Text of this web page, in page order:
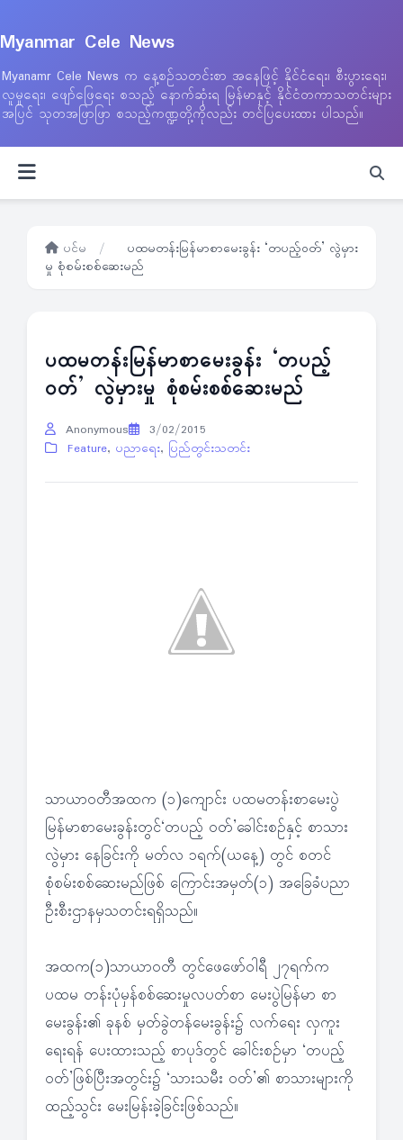
Myanmar Cele News
Myanamr Cele News က နေ့စဉ်သတင်းစာ အနေဖြင့် နိုင်ငံရေး၊ စီးပွားရေး၊
လူမှုရေး၊ ဖျော်ဖြေရေး စသည့် နောက်ဆုံးရ မြန်မာနှင့် နိုင်ငံတကာသတင်းများ
အပြင် သုတအဖြာဖြာ စသည့်ကဏ္ဍတို့ကိုလည်း တင်ပြပေးထား ပါသည်။
ပင်မ /
ပထမတန်းမြန်မာစာမေးခွန်း ‘တပည့်ဝတ်’ လွဲမှား
မှု စုံစမ်းစစ်ဆေးမည်
ပထမတန်းမြန်မာစာမေးခွန်း ‘တပည့်
ဝတ်’ လွဲမှားမှု စုံစမ်းစစ်ဆေးမည်
Anonymous
3/02/2015
Feature, ပညာရေး, ပြည်တွင်းသတင်း
သာယာဝတီအထက (၁)ကျောင်း ပထမတန်းစာမေးပွဲ
မြန်မာစာမေးခွန်းတွင်‘တပည့် ဝတ်’ခေါင်းစဉ်နှင့် စာသား
လွဲမှား နေခြင်းကို မတ်လ ၁ရက်(ယနေ့) တွင် စတင်
စုံစမ်းစစ်ဆေးမည်ဖြစ် ကြောင်းအမှတ်(၁) အခြေခံပညာ
ဦးစီးဌာနမှသတင်းရရှိသည်။
အထက(၁)သာယာဝတီ တွင်ဖေဖော်ဝါရီ ၂၇ရက်က
ပထမ တန်းပုံမှန်စစ်ဆေးမှုလပတ်စာ မေးပွဲမြန်မာ စာ
မေးခွန်း၏ ခုနစ် မှတ်ခွဲတန်မေးခွန်း၌ လက်ရေး လှကူး
ရေးရန် ပေးထားသည့် စာပုဒ်တွင် ခေါင်းစဉ်မှာ ‘တပည့်
ဝတ်’ဖြစ်ပြီးအတွင်း၌ ‘သားသမီး ဝတ်’၏ စာသားများကို
ထည့်သွင်း မေးမြန်းခဲ့ခြင်းဖြစ်သည်။